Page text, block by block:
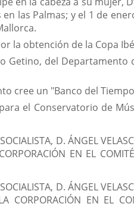
las Palmas; y el 1 de
la obtención de la Copa
Getino, del Departamento
cree un "Banco del
el Conservatorio de
D. ÁNGEL
EN EL
D. ÁNGEL
CORPORACIÓN EN EL